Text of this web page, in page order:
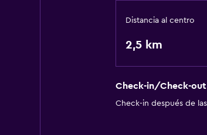
Distancia al centro
2,5 km
Check-in/Check-out
Check-in después de